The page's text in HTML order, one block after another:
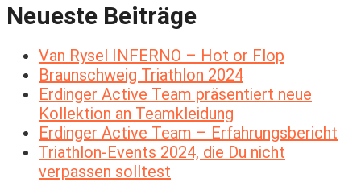
Neueste Beiträge
Van Rysel INFERNO – Hot or Flop
Braunschweig Triathlon 2024
Erdinger Active Team präsentiert neue
Kollektion an Teamkleidung
Erdinger Active Team – Erfahrungsbericht
Triathlon-Events 2024, die Du nicht
verpassen solltest